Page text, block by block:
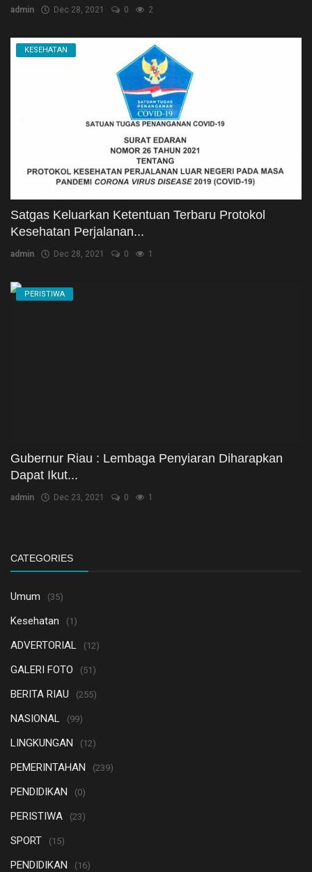
admin Dec 28, 2021 0 2
KESEHATAN
Satgas Keluarkan Ketentuan Terbaru Protokol
Kesehatan Perjalanan...
admin Dec 28, 2021 0 1
PERISTIWA
Gubernur Riau : Lembaga Penyiaran Diharapkan
Dapat Ikut...
admin Dec 23, 2021 0 1
CATEGORIES
Umum (35)
Kesehatan (1)
ADVERTORIAL (12)
GALERI FOTO (51)
BERITA RIAU (255)
NASIONAL (99)
LINGKUNGAN (12)
PEMERINTAHAN (239)
PENDIDIKAN (0)
PERISTIWA (23)
SPORT (15)
PENDIDIKAN (16)